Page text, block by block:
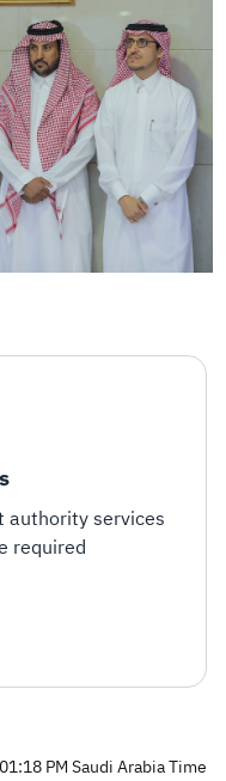
authority services
required
PM Saudi Arabia Time